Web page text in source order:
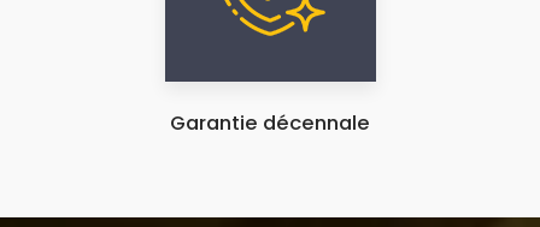
Garantie décennale